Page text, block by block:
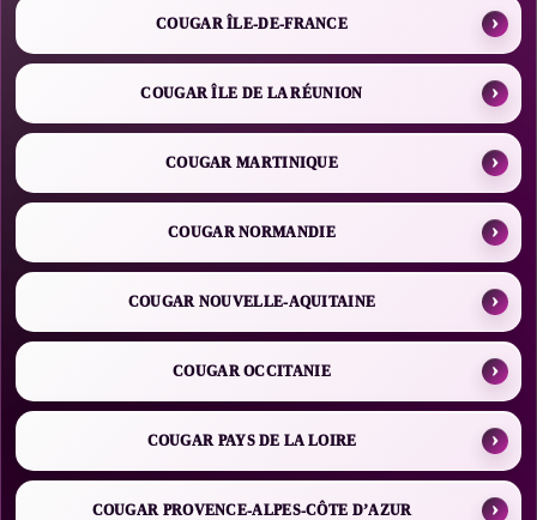
COUGAR ÎLE-DE-FRANCE
COUGAR ÎLE DE LA RÉUNION
COUGAR MARTINIQUE
COUGAR NORMANDIE
COUGAR NOUVELLE-AQUITAINE
COUGAR OCCITANIE
COUGAR PAYS DE LA LOIRE
COUGAR PROVENCE-ALPES-CÔTE D’AZUR